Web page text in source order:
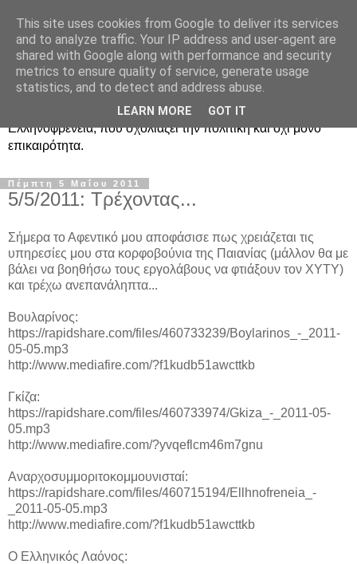
Ραδιοφωνική
Ελληνοφρένεια Unofficial
Η γνωστή ραδιοφωνική εκπομπή κατά κόσμον
Ελληνοφρένεια, που σχολιάζει την πολιτική και όχι μόνο
επικαιρότητα.
Πέμπτη 5 Μαΐου 2011
5/5/2011: Τρέχοντας...
Σήμερα το Αφεντικό μου αποφάσισε πως χρειάζεται τις
υπηρεσίες μου στα κορφοβούνια της Παιανίας (μάλλον θα με
βάλει να βοηθήσω τους εργολάβους να φτιάξουν τον ΧΥΤΥ)
και τρέχω ανεπανάληπτα...
Βουλαρίνος:
https://rapidshare.com/files/460733239/Boylarinos_-_2011-
05-05.mp3
http://www.mediafire.com/?f1kudb51awcttkb
Γκίζα:
https://rapidshare.com/files/460733974/Gkiza_-_2011-05-
05.mp3
http://www.mediafire.com/?yvqeflcm46m7gnu
Αναρχοσυμμοριτοκομμουνισταί:
https://rapidshare.com/files/460715194/Ellhnofreneia_-
_2011-05-05.mp3
http://www.mediafire.com/?f1kudb51awcttkb
Ο Ελληνικός Λαόνος:
This site uses cookies from Google to deliver its services
and to analyze traffic. Your IP address and user-agent are
shared with Google along with performance and security
metrics to ensure quality of service, generate usage
statistics, and to detect and address abuse.
LEARN MORE GOT IT